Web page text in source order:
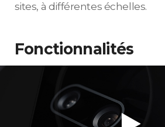
sites, à différentes échelles.
Fonctionnalités